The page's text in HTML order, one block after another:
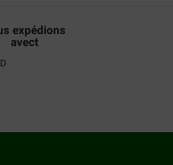
expédions
avect